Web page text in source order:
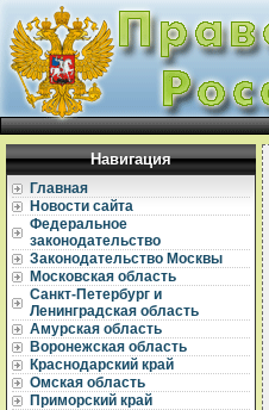
Навигация
Главная
Новости сайта
Федеральное
законодательство
Законодательство Москвы
Московская область
Санкт-Петербург и
Ленинградская область
Амурская область
Воронежская область
Краснодарский край
Омская область
Приморский край